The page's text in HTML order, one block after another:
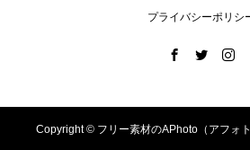
プライバシーポリシ
Copyright © フリー素材のAPhoto（アフォ